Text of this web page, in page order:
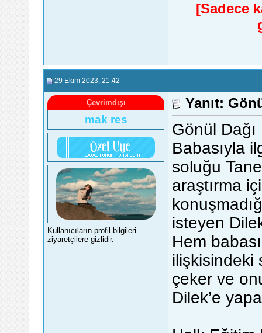
[Sadece
29 Ekim 2023 , 21:42
Çevrimdışı
mak res
Kullanıcıların profil bilgileri
ziyaretçilere gizlidir.
Yanıt:
Gönül
Babasıyla
soluğu
araştırma
isteyen
Hem
ilişkisindeki
çeker ve
Dilek’e